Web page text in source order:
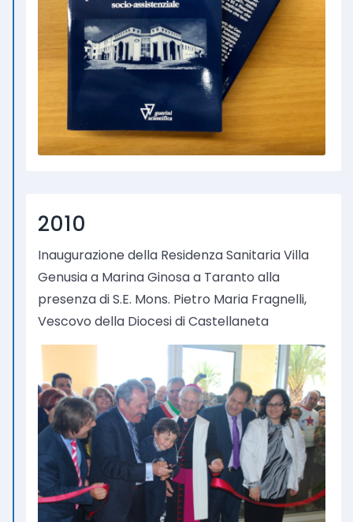
2010
Inaugurazione della Residenza Sanitaria Villa
Genusia a Marina Ginosa a Taranto alla
presenza di S.E. Mons. Pietro Maria Fragnelli,
Vescovo della Diocesi di Castellaneta